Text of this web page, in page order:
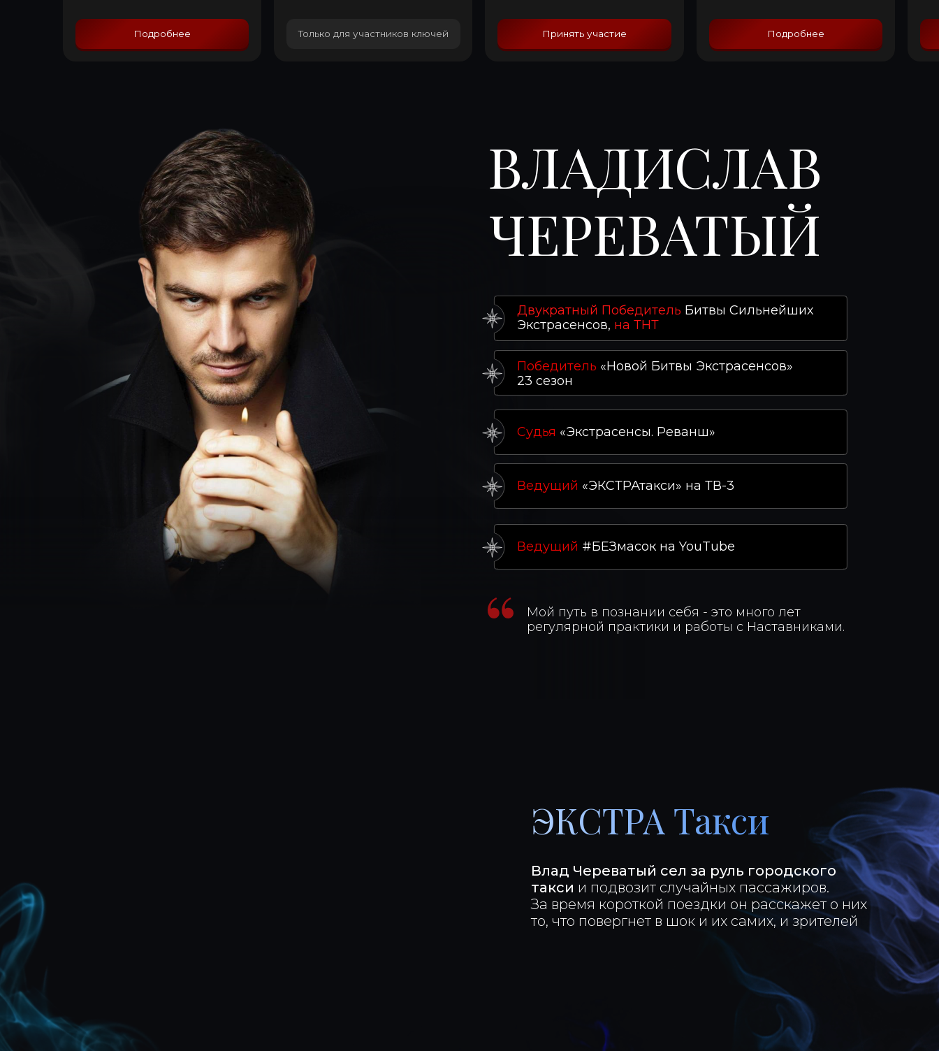
ВЛАДИСЛАВ
ЧЕРЕВАТЫЙ
Мой путь в познании себя - это много лет
регулярной практики и работы с Наставниками.
Двукратный Победитель Битвы Сильнейших
Экстрасенсов, на ТНТ
Победитель «Новой Битвы Экстрасенсов»
23 сезон
Судья «Экстрасенсы. Реванш»‎
Ведущий #БЕЗмасок на YouTube
Ведущий «ЭКСТРАтакси» на ТВ-3
ЭКСТРА Такси
Влад Череватый сел за руль городского
такси и подвозит случайных пассажиров.
За время короткой поездки он расскажет о них
то, что повергнет в шок и их самих, и зрителей